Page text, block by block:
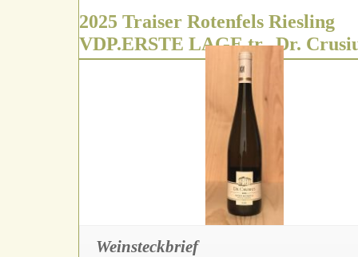
2025 Traiser Rotenfels Riesling
VDP.ERSTE LAGE tr., Dr.
Weinsteckbrief